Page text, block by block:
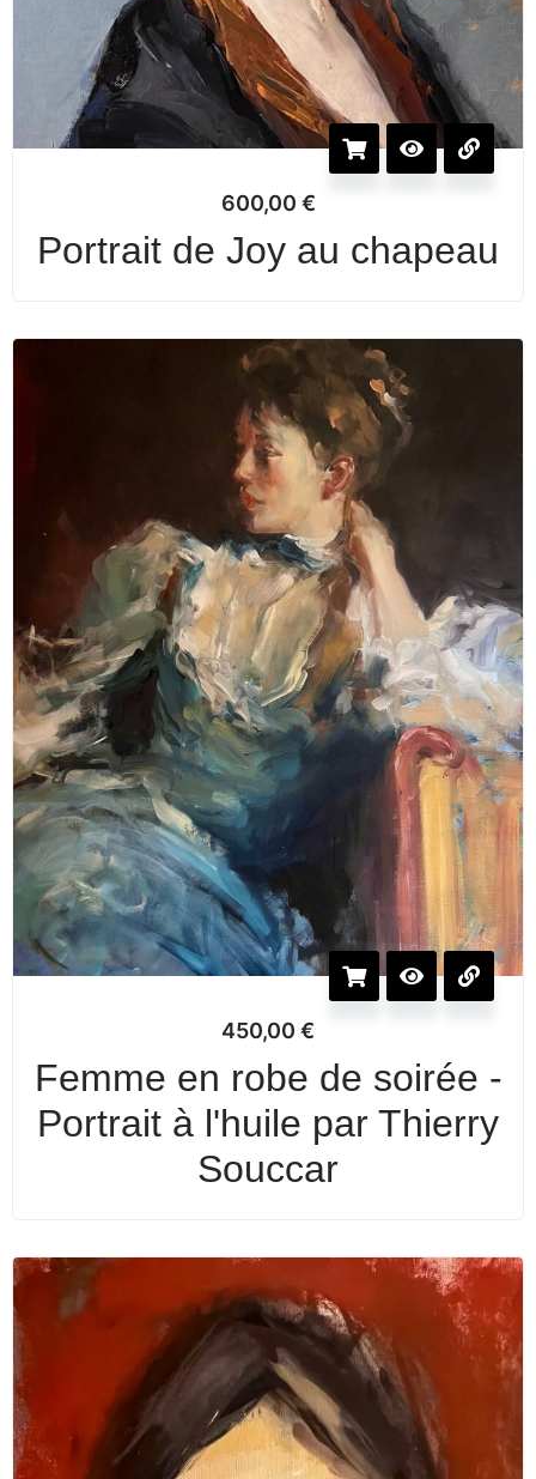
600,00 €
Portrait de Joy au chapeau
450,00 €
Femme en robe de soirée -
Portrait à l'huile par Thierry
Souccar